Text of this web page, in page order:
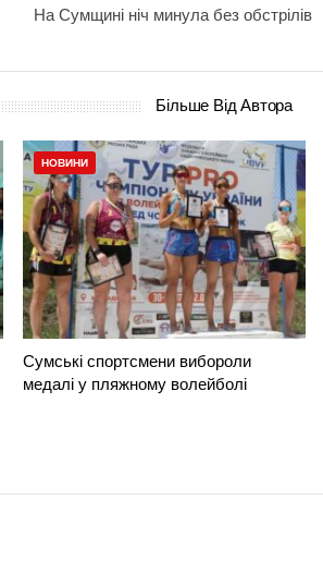
На Сумщині ніч минула без обстрілів
Більше Від Автора
НОВИНИ
Сумські спортсмени вибороли
медалі у пляжному волейболі